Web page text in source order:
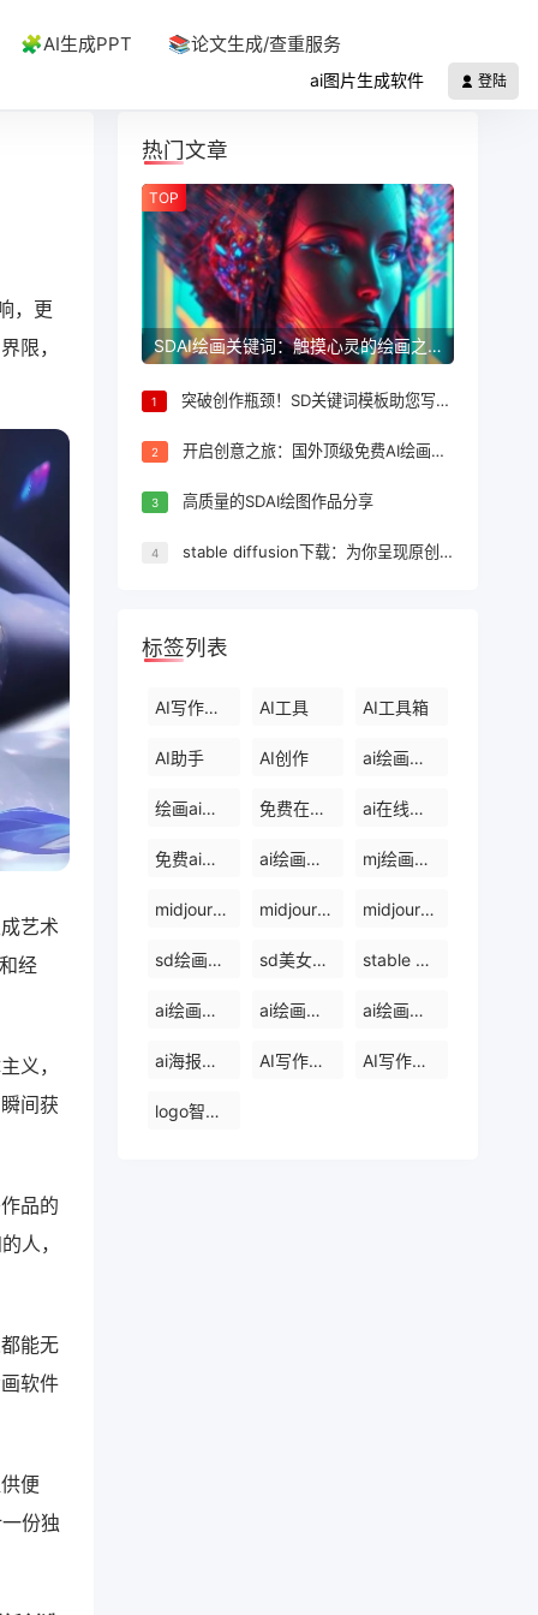
🧩AI生成PPT 📚论文生成/查重服务
ai图片生成软件 登陆
，更
限，
艺术
经
义，
间获
品的
人，
能无
软件
便
份独
热门文章
TOP
SDAI绘画关键词：触摸心灵的绘画之旅
1 突破创作瓶颈！SD关键词模板助您写尽优质内容！
2 开启创意之旅：国外顶级免费AI绘画网站汇总
3 高质量的SDAI绘图作品分享
4 stable diffusion下载：为你呈现原创高品内容
标签列表
AI写作工具 AI工具 AI工具箱
AI助手 AI创作 ai绘画关键词
绘画ai官网 免费在线ai绘画 ai在线绘画
免费ai绘画 ai绘画电脑 mj绘画教程
midjourney 中文网 midjourney 国内版 midjourney绘画比赛
sd绘画下载 sd美女关键词 stable diffusion官网
ai绘画在线版 ai绘画软件 ai绘画设计
ai海报制作 AI写作软件 AI写作网站
logo智能设计ai